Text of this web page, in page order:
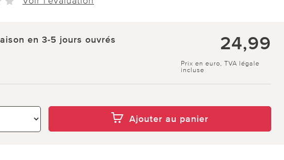
en 3-5 jours ouvrés 24,99
Prix en euro, TVA légale
incluse
Ajouter au panier